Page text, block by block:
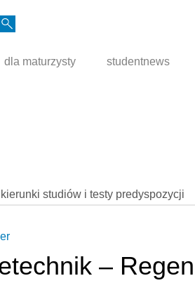
dla maturzysty studentnews
studiów i testy predyspozycji
–